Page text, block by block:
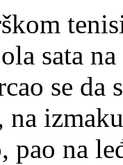
sata
se
na
pao na